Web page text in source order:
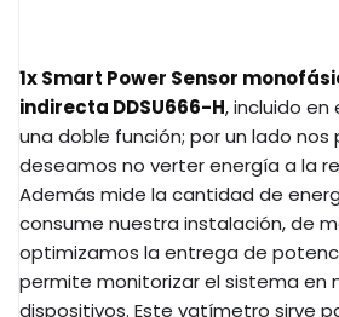
1x Smart Power Sensor
indirecta DDSU666-H, incluido
una doble función; por un lado nos
deseamos no verter energía a la
Además mide la cantidad de
consume nuestra instalación, de
optimizamos la entrega de
permite monitorizar el sistema en
dispositivos. Este vatímetro sirve